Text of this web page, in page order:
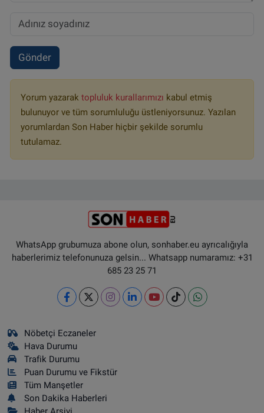
Gönder
Yorum yazarak topluluk kurallarımızı kabul etmiş
bulunuyor ve tüm sorumluluğu üstleniyorsunuz. Yazılan
yorumlardan Son Haber hiçbir şekilde sorumlu
tutulamaz.
WhatsApp grubumuza abone olun, sonhaber.eu ayrıcalığıyla
haberlerimiz telefonunuza gelsin... Whatsapp numaramız: +31
685 23 25 71
Nöbetçi Eczaneler
Hava Durumu
Trafik Durumu
Puan Durumu ve Fikstür
Tüm Manşetler
Son Dakika Haberleri